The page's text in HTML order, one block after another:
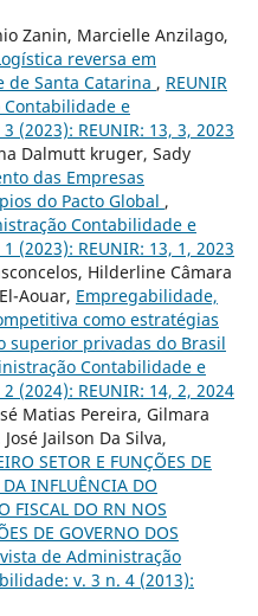
Zanin, Marcielle Anzilago,
reversa em
de Santa Catarina , REUNIR
Contabilidade e
(2023): REUNIR: 13, 3, 2023
Dalmutt kruger, Sady
das Empresas
do Pacto Global ,
Contabilidade e
(2023): REUNIR: 13, 1, 2023
Hilderline Câmara
Aouar, Empregabilidade,
como estratégias
superior privadas do Brasil
Contabilidade e
(2024): REUNIR: 14, 2, 2024
Matias Pereira, Gilmara
Jailson Da Silva,
SETOR E FUNÇÕES DE
INFLUÊNCIA DO
FISCAL DO RN NOS
DE GOVERNO DOS
de Administração
v. 3 n. 4 (2013):